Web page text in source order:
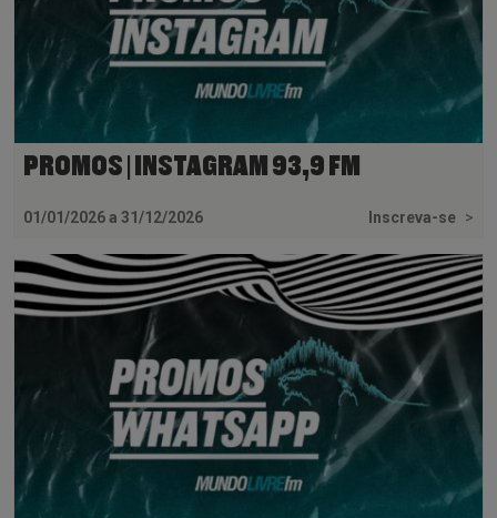
PROMOS | INSTAGRAM 93,9 FM
01/01/2026 a 31/12/2026 Inscreva-se >